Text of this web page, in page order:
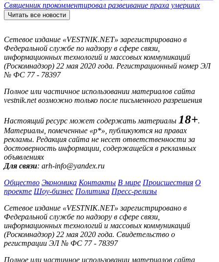
Священник прокомментировал развеивание праха умерших
Читать все новости
Сетевое издание «VESTNIK.NET» зарегистрировано в
Федеральной службе по надзору в сфере связи,
информационных технологий и массовых коммуникаций
(Роскомнадзор) 22 мая 2020 года. Регистрационный номер ЭЛ
№ ФС 77 - 78397
Полное или частичное использовании материалов сайта
vestnik.net возможно только после письменного разрешения
Настоящий ресурс может содержать материалы 18+.
Материалы, помеченные «р*», публикуются на правах
рекламы. Редакция сайта не несет ответственности за
достоверность информации, содержащейся в рекламных
объявлениях
Для связи: arh-info@yandex.ru
Общество Экономика Контакты В мире Происшествия О
проекте Шоу-бизнес Политика Пресс-релизы
Сетевое издание «VESTNIK.NET» зарегистрировано в
Федеральной службе по надзору в сфере связи,
информационных технологий и массовых коммуникаций
(Роскомнадзор) 22 мая 2020 года. Свидетельство о
регистрации ЭЛ № ФС 77 - 78397
Полное или частичное использовании материалов сайта